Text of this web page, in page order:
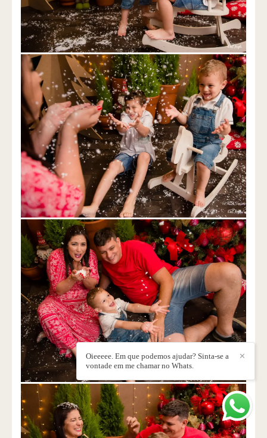
✕
Oieeeee. Em que podemos ajudar? Sinta-se a
vontade em me chamar no Whats.